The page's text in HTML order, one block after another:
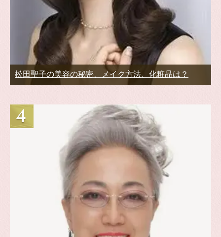
松田聖子の美容の秘密、メイク方法、化粧品は？